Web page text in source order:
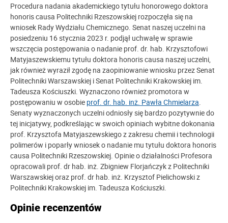
Procedura nadania akademickiego tytułu honorowego doktora
honoris causa Politechniki Rzeszowskiej rozpoczęła się na
wniosek Rady Wydziału Chemicznego. Senat naszej uczelni na
posiedzeniu 16 stycznia 2023 r. podjął uchwałę w sprawie
wszczęcia postępowania o nadanie prof. dr. hab. Krzysztofowi
Matyjaszewskiemu tytułu doktora honoris causa naszej uczelni,
jak również wyraził zgodę na zaopiniowanie wniosku przez Senat
Politechniki Warszawskiej i Senat Politechniki Krakowskiej im.
Tadeusza Kościuszki. Wyznaczono również promotora w
postępowaniu w osobie prof. dr. hab. inż. Pawła Chmielarza
Senaty wyznaczonych uczelni odniosły się bardzo pozytywnie do
tej inicjatywy, podkreślając w swoich opiniach wybitne dokonania
prof. Krzysztofa Matyjaszewskiego z zakresu chemii i technologii
polimerów i poparły wniosek o nadanie mu tytułu doktora honoris
causa Politechniki Rzeszowskiej. Opinie o działalności Profesora
opracowali prof. dr hab. inż. Zbigniew Florjańczyk z Politechniki
Warszawskiej oraz prof. dr hab. inż. Krzysztof Pielichowski z
Politechniki Krakowskiej im. Tadeusza Kościuszki.
Opinie recenzentów